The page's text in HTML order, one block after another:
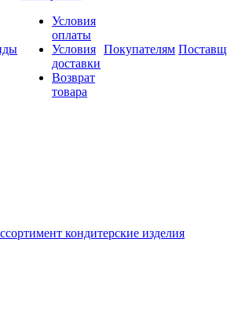
Условия
оплаты
Условия
доставки
Возврат
товара
Покупателям
кондитерские изделия